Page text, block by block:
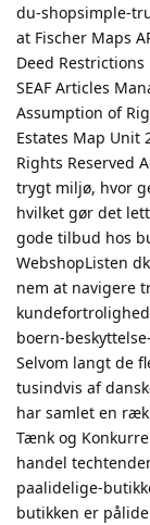
du-shopsimple-
at Fischer Maps
Deed
SEAF Articles
Assumption of
Estates Map Unit
Rights Reserved
trygt miljø, hvor
hvilket gør det
gode tilbud hos
WebshopListen
nem at navigere
boern-
Selvom langt de
tusindvis af
har samlet en
Tænk og
handel
paalidelige-
butikken er